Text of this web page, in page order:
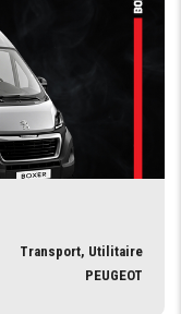
Transport, Utilitaire
PEUGEOT